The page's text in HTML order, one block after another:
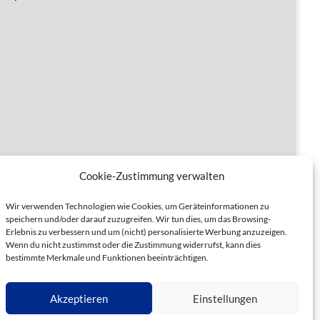
Cookie-Zustimmung verwalten
Wir verwenden Technologien wie Cookies, um Geräteinformationen zu
speichern und/oder darauf zuzugreifen. Wir tun dies, um das Browsing-
Erlebnis zu verbessern und um (nicht) personalisierte Werbung anzuzeigen.
Wenn du nicht zustimmst oder die Zustimmung widerrufst, kann dies
bestimmte Merkmale und Funktionen beeinträchtigen.
Akzeptieren Einstellungen